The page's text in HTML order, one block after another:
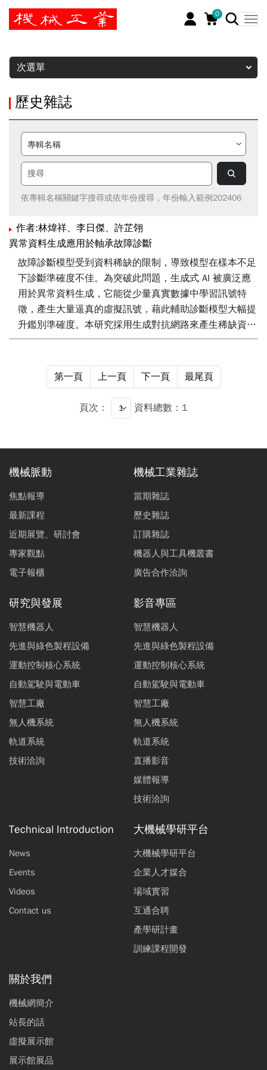
0
暫停
次選單
歷史雜誌
依專輯名稱關鍵字搜尋或依年份搜尋，年份輸入範例202406
作者:林煒祥、李日傑、許芷翎
異常資料生成應用於軸承故障診斷
故障診斷模型受到資料稀缺的限制，導致模型在樣本不足
下診斷準確度不佳。為突破此問題，生成式 AI 被廣泛應
用於異常資料生成，它能從少量真實數據中學習訊號特
徵，產生大量逼真的虛擬訊號，藉此輔助診斷模型大幅提
升鑑別準確度。本研究採用生成對抗網路來產生稀缺資
料，並將異常診斷模型的準確度從87% 提升至98%。此
訊號進行訓練，最終的異常辨識準確率大於98%。本研究
所提出的異常診斷技術，有效解決了資料不足的問題，更
顯著強化了診斷模型在實際工業應用中的實用性與可靠
第一頁 上一頁 下一頁 最尾頁
頁次： 資料總數：1
機械脈動
焦點報導
最新課程
近期展覽、研討會
專家觀點
電子報櫃
機械工業雜誌
當期雜誌
歷史雜誌
訂購雜誌
機器人與工具機叢書
廣告合作洽詢
研究與發展
智慧機器人
先進與綠色製程設備
運動控制核心系統
自動駕駛與電動車
智慧工廠
無人機系統
軌道系統
技術洽詢
影音專區
智慧機器人
先進與綠色製程設備
運動控制核心系統
自動駕駛與電動車
智慧工廠
無人機系統
軌道系統
直播影音
媒體報導
技術洽詢
Technical Introduction
News
Events
Videos
Contact us
大機械學研平台
大機械學研平台
企業人才媒合
場域實習
互通合聘
產學研計畫
訓練課程開發
關於我們
機械網簡介
站長的話
虛擬展示館
展示館展品